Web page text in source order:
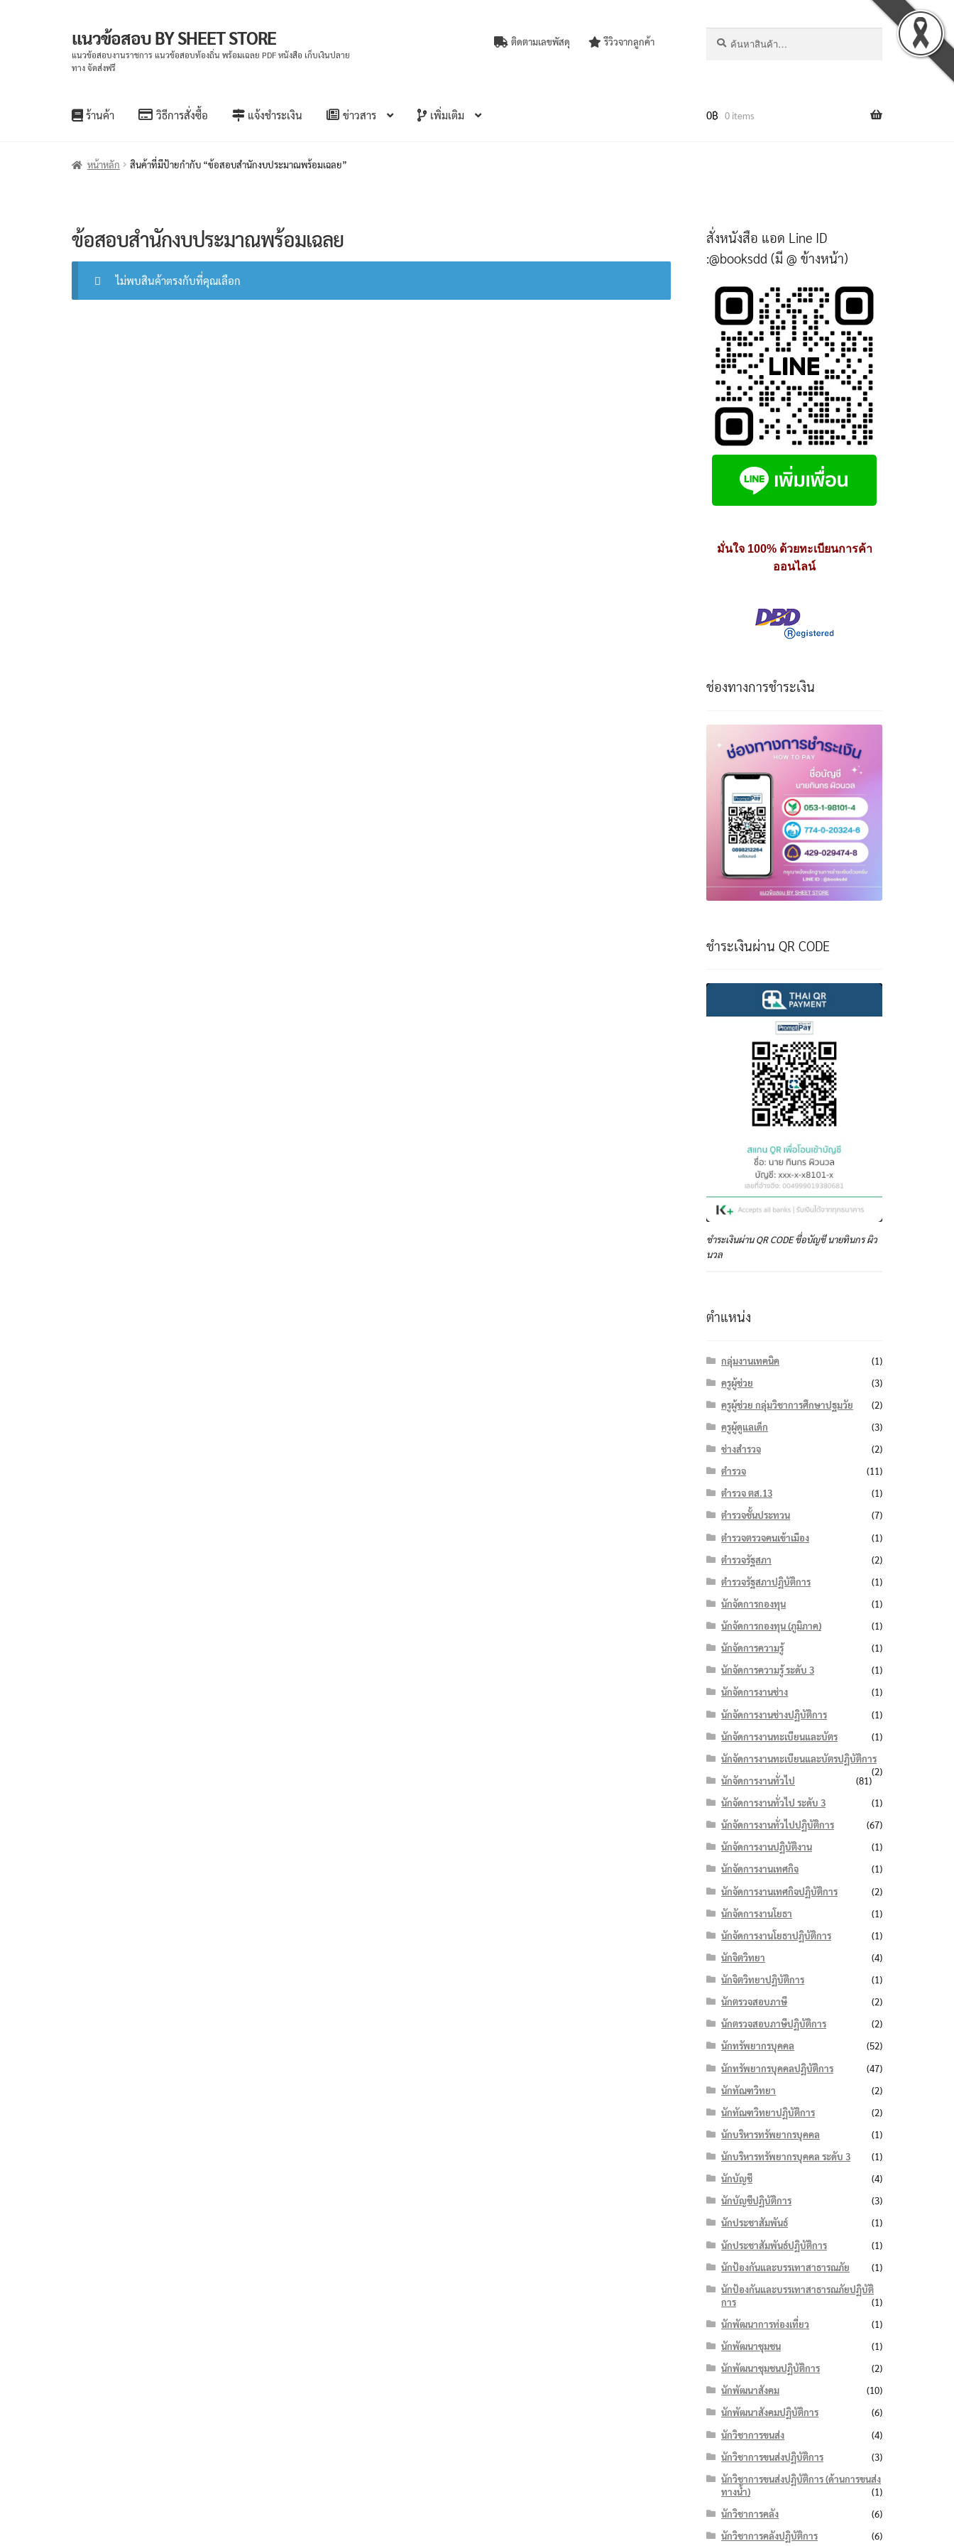
Skip
to
navigation
Skip
to
content
แนวข้อสอบ BY SHEET STORE
แนวข้อสอบงานราชการ แนวข้อสอบท้องถิ่น พร้อมเฉลย PDF หนังสือ เก็บเงินปลาย
ทาง จัดส่งฟรี
ติดตามเลขพัสดุ รีวิวจากลูกค้า
ร้านค้า วิธีการสั่งซื้อ แจ้งชำระเงิน ข่าวสาร เพิ่มเติม 0฿ 0 items
หน้าหลัก สินค้าที่มีป้ายกำกับ “ข้อสอบสำนักงบประมาณพร้อมเฉลย”
ข้อสอบสำนักงบประมาณพร้อมเฉลย
ไม่พบสินค้าตรงกับที่คุณเลือก
สั่งหนังสือ แอด Line ID
:@booksdd (มี @ ข้างหน้า)
มั่นใจ 100% ด้วยทะเบียนการค้า
ออนไลน์
ช่องทางการชำระเงิน
ชำระเงินผ่าน QR CODE
ชำระเงินผ่าน QR CODE ชื่อบัญชี นายทินกร ผิว
นวล
ตำแหน่ง
กลุ่มงานเทคนิค
(1)
ครูผู้ช่วย
(3)
ครูผู้ช่วย กลุ่มวิชาการศึกษาปฐมวัย
(2)
ครูผู้ดูแลเด็ก
(3)
ช่างสำรวจ
(2)
ตำรวจ
(11)
ตำรวจ ตส.13
(1)
ตำรวจชั้นประทวน
(7)
ตำรวจตรวจคนเข้าเมือง
(1)
ตำรวจรัฐสภา
(2)
ตำรวจรัฐสภาปฏิบัติการ
(1)
นักจัดการกองทุน
(1)
นักจัดการกองทุน (ภูมิภาค)
(1)
นักจัดการความรู้
(1)
นักจัดการความรู้ ระดับ 3
(1)
นักจัดการงานช่าง
(1)
นักจัดการงานช่างปฏิบัติการ
(1)
นักจัดการงานทะเบียนและบัตร
(1)
นักจัดการงานทะเบียนและบัตรปฏิบัติการ
(2)
นักจัดการงานทั่วไป
(81)
นักจัดการงานทั่วไป ระดับ 3
(1)
นักจัดการงานทั่วไปปฏิบัติการ
(67)
นักจัดการงานปฏิบัติงาน
(1)
นักจัดการงานเทศกิจ
(1)
นักจัดการงานเทศกิจปฏิบัติการ
(2)
นักจัดการงานโยธา
(1)
นักจัดการงานโยธาปฏิบัติการ
(1)
นักจิตวิทยา
(4)
นักจิตวิทยาปฏิบัติการ
(1)
นักตรวจสอบภาษี
(2)
นักตรวจสอบภาษีปฏิบัติการ
(2)
นักทรัพยากรบุคคล
(52)
นักทรัพยากรบุคคลปฏิบัติการ
(47)
นักทัณฑวิทยา
(2)
นักทัณฑวิทยาปฏิบัติการ
(2)
นักบริหารทรัพยากรบุคคล
(1)
นักบริหารทรัพยากรบุคคล ระดับ 3
(1)
นักบัญชี
(4)
นักบัญชีปฏิบัติการ
(3)
นักประชาสัมพันธ์
(1)
นักประชาสัมพันธ์ปฏิบัติการ
(1)
นักป้องกันและบรรเทาสาธารณภัย
(1)
นักป้องกันและบรรเทาสาธารณภัยปฏิบัติ
การ
(1)
นักพัฒนาการท่องเที่ยว
(1)
นักพัฒนาชุมชน
(1)
นักพัฒนาชุมชนปฏิบัติการ
(2)
นักพัฒนาสังคม
(10)
นักพัฒนาสังคมปฏิบัติการ
(6)
นักวิชาการขนส่ง
(4)
นักวิชาการขนส่งปฏิบัติการ
(3)
นักวิชาการขนส่งปฏิบัติการ (ด้านการขนส่ง
ทางน้ำ)
(1)
นักวิชาการคลัง
(6)
นักวิชาการคลังปฏิบัติการ
(6)